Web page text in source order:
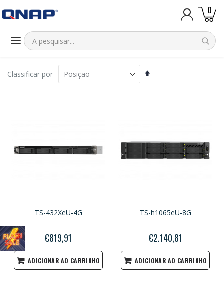
0
Classificar por
Definir
TS-432XeU-4G
€819,91
ADICIONAR AO CARRINHO
TS-h1065eU-8G
€2.140,81
ADICIONAR AO CARRINHO